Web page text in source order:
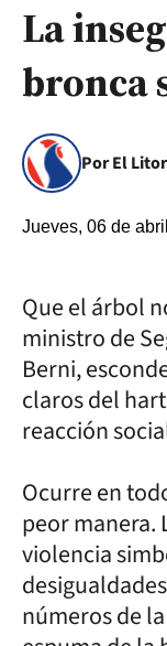
La
bronca
Por El
Jueves, 06 de
Que el árbol
ministro de
Berni,
claros del
reacción
Ocurre en
peor manera.
violencia
números de